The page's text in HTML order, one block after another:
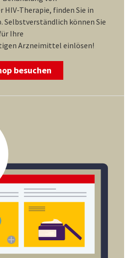
HIV-Therapie, finden Sie in
Selbstverständlich können Sie
Ihre
Arzneimittel einlösen!
besuchen